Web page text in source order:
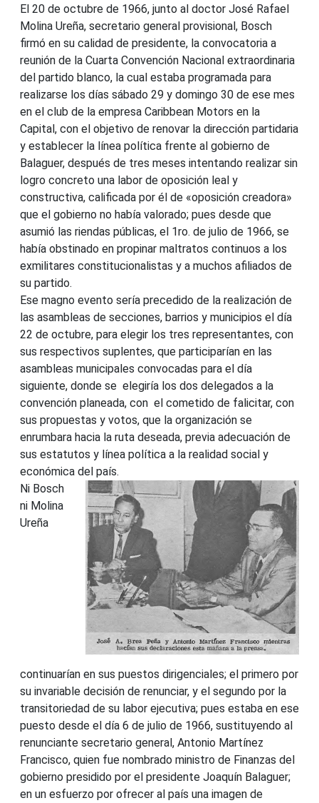
El 20 de octubre de 1966, junto al doctor José Rafael
Molina Ureña, secretario general provisional, Bosch
firmó en su calidad de presidente, la convocatoria a
reunión de la Cuarta Convención Nacional extraordinaria
del partido blanco, la cual estaba programada para
realizarse los días sábado 29 y domingo 30 de ese mes
en el club de la empresa Caribbean Motors en la
Capital, con el objetivo de renovar la dirección partidaria
y establecer la línea política frente al gobierno de
Balaguer, después de tres meses intentando realizar sin
logro concreto una labor de oposición leal y
constructiva, calificada por él de «oposición creadora»
que el gobierno no había valorado; pues desde que
asumió las riendas públicas, el 1ro. de julio de 1966, se
había obstinado en propinar maltratos continuos a los
exmilitares constitucionalistas y a muchos afiliados de
su partido.
Ese magno evento sería precedido de la realización de
las asambleas de secciones, barrios y municipios el día
22 de octubre, para elegir los tres representantes, con
sus respectivos suplentes, que participarían en las
asambleas municipales convocadas para el día
siguiente, donde se elegiría los dos delegados a la
convención planeada, con el cometido de falicitar, con
sus propuestas y votos, que la organización se
enrumbara hacia la ruta deseada, previa adecuación de
sus estatutos y línea política a la realidad social y
económica del país.
Ni Bosch
ni Molina
Ureña
continuarían en sus puestos dirigenciales; el primero por
su invariable decisión de renunciar, y el segundo por la
transitoriedad de su labor ejecutiva; pues estaba en ese
puesto desde el día 6 de julio de 1966, sustituyendo al
renunciante secretario general, Antonio Martínez
Francisco, quien fue nombrado ministro de Finanzas del
gobierno presidido por el presidente Joaquín Balaguer;
en un esfuerzo por ofrecer al país una imagen de